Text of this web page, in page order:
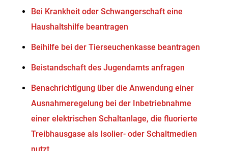
Bei Krankheit oder Schwangerschaft eine
Haushaltshilfe beantragen
Beihilfe bei der Tierseuchenkasse beantragen
Beistandschaft des Jugendamts anfragen
Benachrichtigung über die Anwendung einer
Ausnahmeregelung bei der Inbetriebnahme
einer elektrischen Schaltanlage, die fluorierte
Treibhausgase als Isolier- oder Schaltmedien